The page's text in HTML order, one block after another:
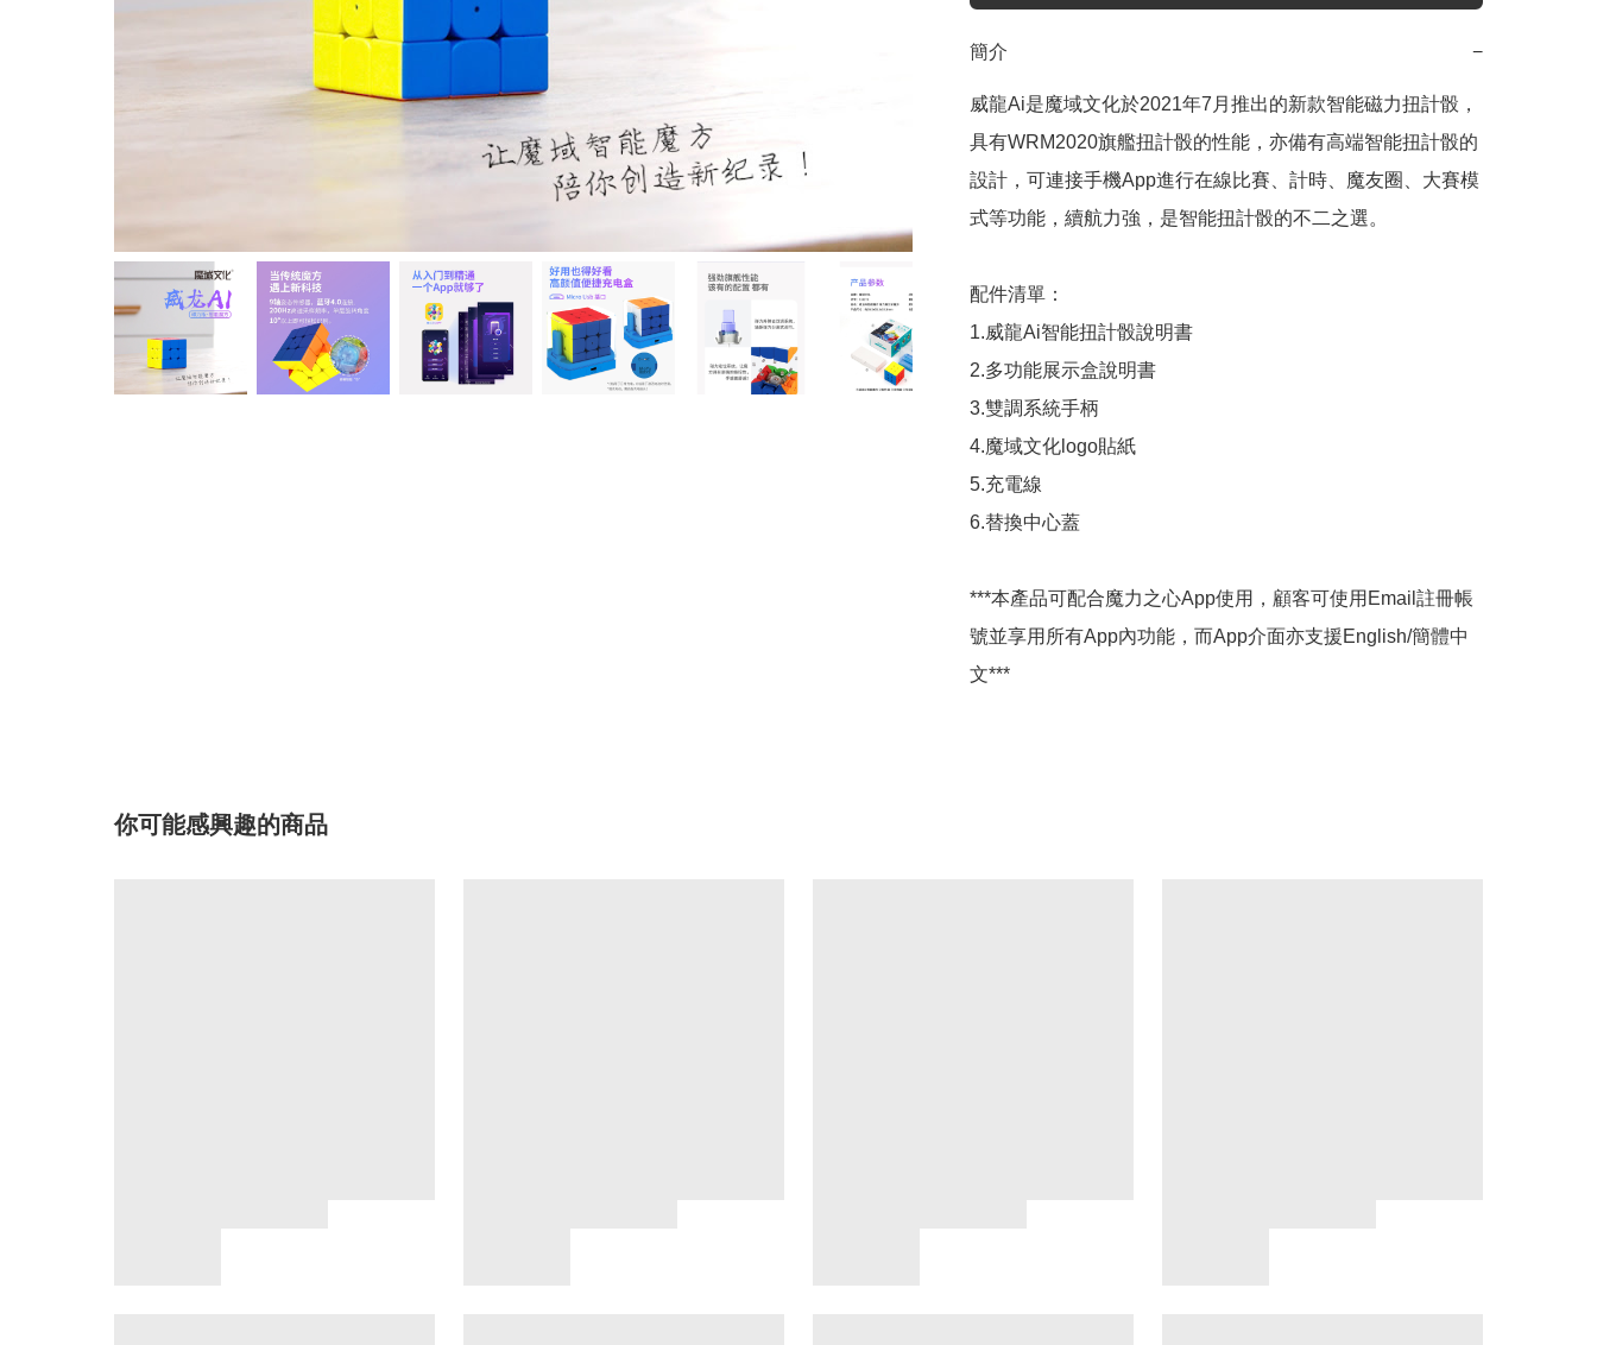
簡介 −
威龍Ai是魔域文化於2021年7月推出的新款智能磁力扭計骰，
具有WRM2020旗艦扭計骰的性能，亦備有高端智能扭計骰的
設計，可連接手機App進行在線比賽、計時、魔友圈、大賽模
式等功能，續航力強，是智能扭計骰的不二之選。
配件清單：
1.威龍Ai智能扭計骰說明書
2.多功能展示盒說明書
3.雙調系統手柄
4.魔域文化logo貼紙
5.充電線
6.替換中心蓋
***本產品可配合魔力之心App使用，顧客可使用Email註冊帳
號並享用所有App內功能，而App介面亦支援English/簡體中
文***
你可能感興趣的商品